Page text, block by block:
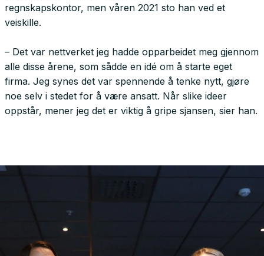
regnskapskontor, men våren 2021 sto han ved et
veiskille.
– Det var nettverket jeg hadde opparbeidet meg gjennom
alle disse årene, som sådde en idé om å starte eget
firma. Jeg synes det var spennende å tenke nytt, gjøre
noe selv i stedet for å være ansatt. Når slike ideer
oppstår, mener jeg det er viktig å gripe sjansen, sier han.